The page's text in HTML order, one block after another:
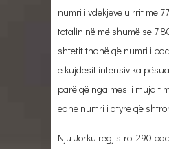
numri i vdekjeve u rrit me
totalin në më shumë se
shtetit thanë që numri i
e kujdesit intensiv ka
parë që nga mesi i mujait
edhe numri i atyre që
Nju Jorku regjistroi 290